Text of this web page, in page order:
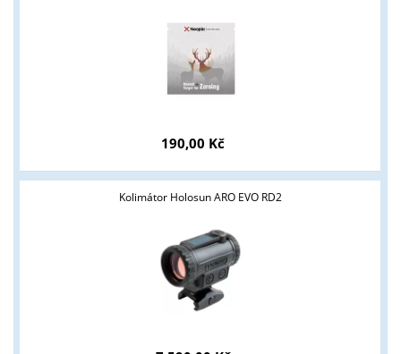
190,00 Kč
Kolimátor Holosun ARO EVO RD2
v oblasti zbraně a střelivo. Splňujete tyto